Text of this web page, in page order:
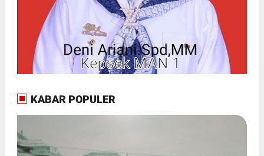
KABAR POPULER